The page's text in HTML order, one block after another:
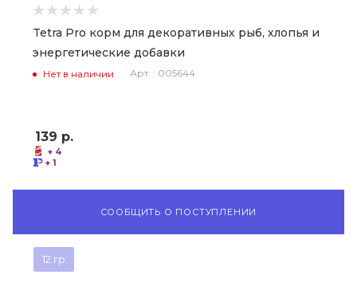
Tetra Pro корм для декоративных рыб, хлопья и
энергетические добавки
Нет в наличии Арт. : 005644
139 р.
+ 4
+ 1
СООБЩИТЬ О ПОСТУПЛЕНИИ
12 гр